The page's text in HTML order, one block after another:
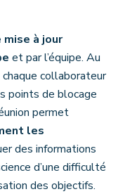
à jour
et par l’équipe. Au
collaborateur
points de blocage
permet
les
des informations
d’une difficulté
des objectifs.